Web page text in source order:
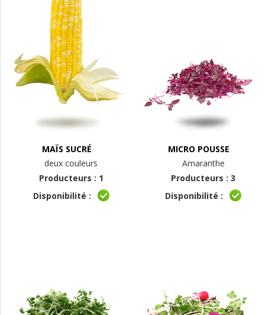
MAÏS SUCRÉ
deux couleurs
Producteurs : 1
Disponibilité :
MICRO POUSSE
Amaranthe
Producteurs : 3
Disponibilité :